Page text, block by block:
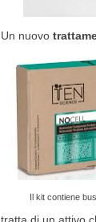
Un nuovo
Il kit contiene